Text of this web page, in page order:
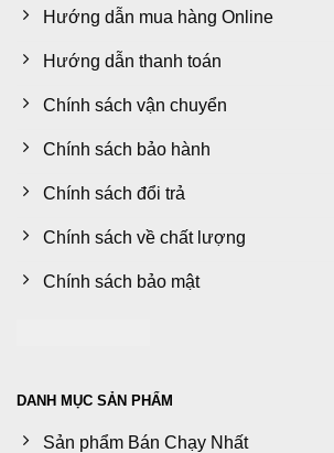
Hướng dẫn mua hàng Online
Hướng dẫn thanh toán
Chính sách vận chuyển
Chính sách bảo hành
Chính sách đổi trả
Chính sách về chất lượng
Chính sách bảo mật
DANH MỤC SẢN PHẨM
Sản phẩm Bán Chạy Nhất